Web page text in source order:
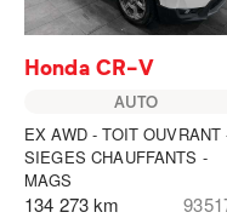
Honda CR-V
AUTO
EX AWD - TOIT OUVRANT
SIEGES CHAUFFANTS -
MAGS
134 273 km